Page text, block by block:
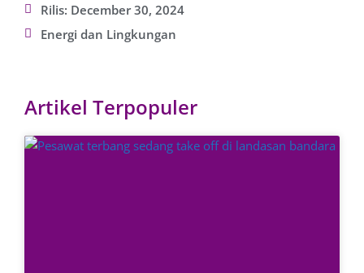
Rilis: December 30, 2024
Energi dan Lingkungan
Artikel Terpopuler